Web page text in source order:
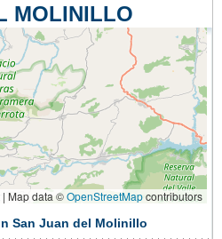
MOLINILLO
| Map data ©OpenStreetMapcontributors
San Juan del Molinillo